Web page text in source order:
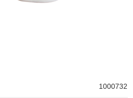
1000732